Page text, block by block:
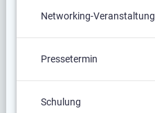
Networking-Veranstaltung
Pressetermin
Schulung